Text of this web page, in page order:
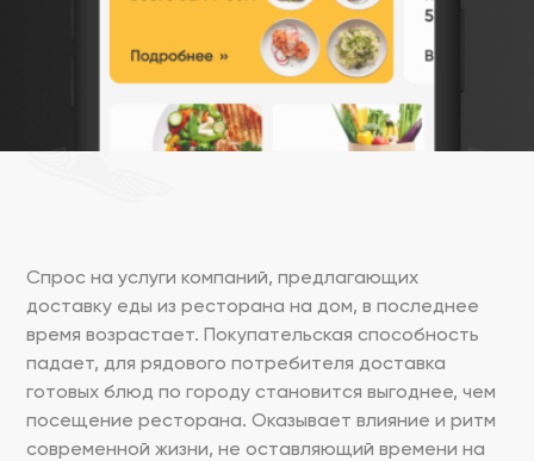
Спрос на услуги компаний, предлагающих
доставку еды из ресторана на дом, в последнее
время возрастает. Покупательская способность
падает, для рядового потребителя доставка
готовых блюд по городу становится выгоднее, чем
посещение ресторана. Оказывает влияние и ритм
современной жизни, не оставляющий времени на